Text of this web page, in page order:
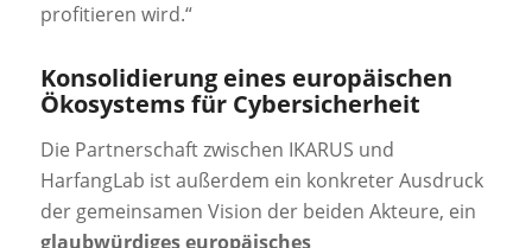
profitieren wird.“
Konsolidierung eines europäischen
Ökosystems für Cybersicherheit
Die Partnerschaft zwischen IKARUS und
HarfangLab ist außerdem ein konkreter Ausdruck
der gemeinsamen Vision der beiden Akteure, ein
glaubwürdiges europäisches